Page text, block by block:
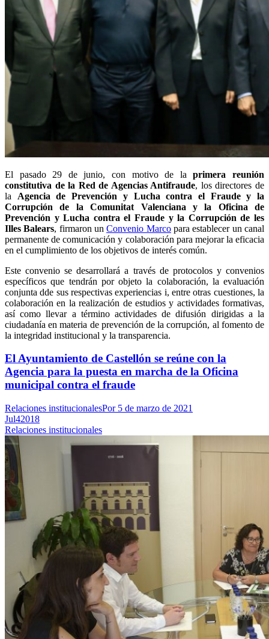
El pasado 29 de junio, con motivo de laprimera reunión
constitutiva de la Red de Agencias Antifraude, los directores de
la Agencia de Prevención y Lucha contra el Fraude y la
Corrupción de la Comunitat Valenciana y la Oficina de
Prevención y Lucha contra el Fraude y la Corrupción de les
Illes Balears, firmaron un Convenio Marco para establecer un canal
permanente de comunicación y colaboración para mejorar la eficacia
en el cumplimiento de los objetivos de interés común.
Este convenio se desarrollará a través de protocolos y convenios
específicos que tendrán por objeto la colaboración, la evaluación
conjunta dde sus respectivas experiencias i, entre otras cuestiones, la
colaboración en la realización de estudios y actividades formativas,
así como llevar a término actividades de difusión dirigidas a la
ciudadanía en materia de prevención de la corrupción, al fomento de
la integridad institucional y la transparencia.
El Ayuntamiento de Castellón se reúne con la
Agencia para la puesta en marcha de la Oficina
municipal contra el fraude
Relaciones institucionalesPor 5 de marzo de 2021
Jul42018
Relaciones institucionales